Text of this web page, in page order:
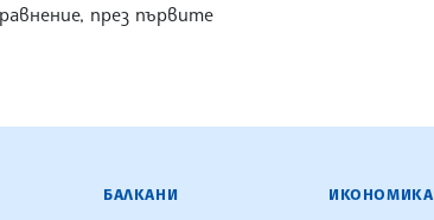
през първите
БАЛКАНИ ИКОНОМИКА